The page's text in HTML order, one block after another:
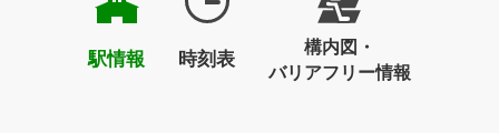
駅情報 時刻表
構内図・
バリアフリー情報